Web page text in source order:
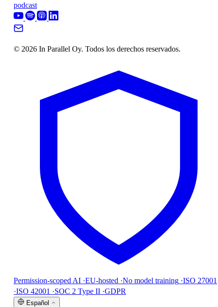
podcast
© 2026 In Parallel Oy. Todos los derechos reservados.
Permission-scoped AI ·EU-hosted ·No model training ·ISO 27001
·ISO 42001 ·SOC 2 Type II ·GDPR
Español